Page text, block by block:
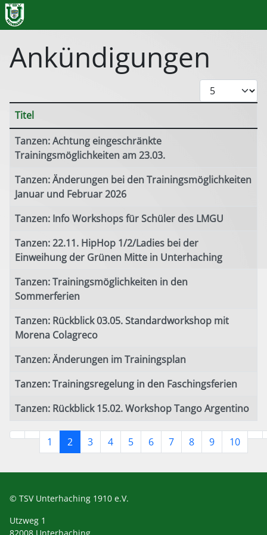
Ankündigungen
Anzeige #
Beiträge
Titel
Tanzen: Achtung eingeschränkte
Trainingsmöglichkeiten am 23.03.
Tanzen: Änderungen bei den Trainingsmöglichkeiten
Januar und Februar 2026
Tanzen: Info Workshops für Schüler des LMGU
Tanzen: 22.11. HipHop 1/2/Ladies bei der
Einweihung der Grünen Mitte in Unterhaching
Tanzen: Trainingsmöglichkeiten in den
Sommerferien
Tanzen: Rückblick 03.05. Standardworkshop mit
Morena Colagreco
Tanzen: Änderungen im Trainingsplan
Tanzen: Trainingsregelung in den Faschingsferien
Tanzen: Rückblick 15.02. Workshop Tango Argentino
1 2 3 4 5 6 7 8 9 10
© TSV Unterhaching 1910 e.V.
Utzweg 1